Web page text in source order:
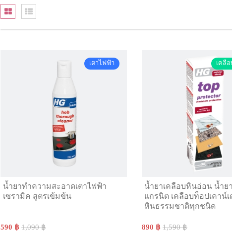
เตาไฟฟ้า
น้ำยาทำความสะอาดเตาไฟฟ้า
เซรามิค สูตรเข้มข้น
590 ฿ 1,090 ฿
เคลื
น้ำยาเคลือบหินอ่อน น้ำย
แกรนิต เคลือบท็อปเคาน์เ
หินธรรมชาติทุกชนิด
890 ฿ 1,590 ฿